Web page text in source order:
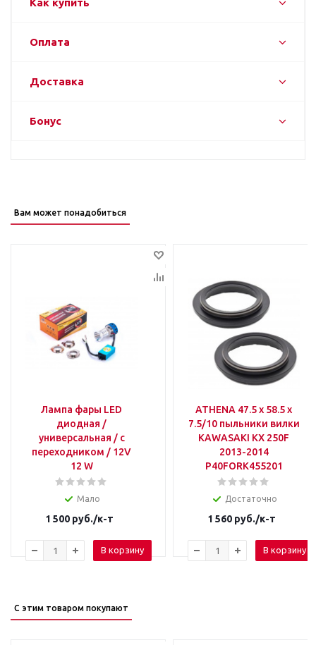
Как купить
Оплата
Доставка
Бонус
Вам может понадобиться
Лампа фары LED
диодная /
универсальная / с
переходником / 12V
12 W
Мало
1 500руб./к-т
В корзину
ATHENA 47.5 x 58.5 x
7.5/10 пыльники вилки
KAWASAKI KX 250F
2013-2014
P40FORK455201
Достаточно
1 560руб./к-т
В корзину
С этим товаром покупают